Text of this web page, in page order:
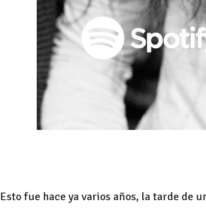
Esto fue hace ya varios años, la tarde de